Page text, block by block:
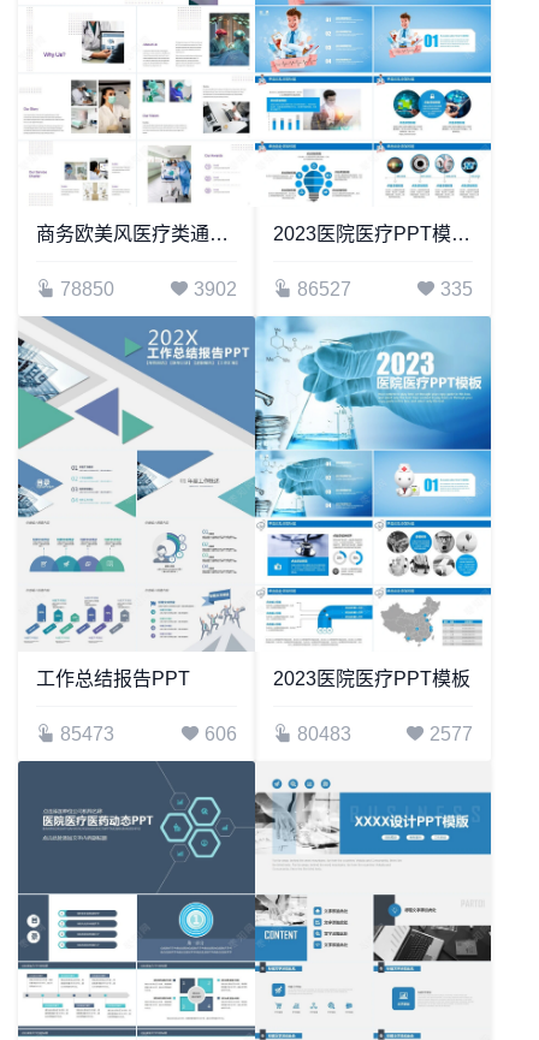
商务欧美风医疗类通用PPT模板
78850 3902
2023医院医疗PPT模板(3)
86527 335
工作总结报告PPT
85473 606
2023医院医疗PPT模板
80483 2577